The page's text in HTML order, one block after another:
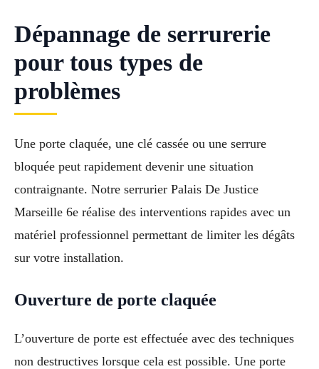
Dépannage de serrurerie
pour tous types de
problèmes
Une porte claquée, une clé cassée ou une serrure
bloquée peut rapidement devenir une situation
contraignante. Notre serrurier Palais De Justice
Marseille 6e réalise des interventions rapides avec un
matériel professionnel permettant de limiter les dégâts
sur votre installation.
Ouverture de porte claquée
L’ouverture de porte est effectuée avec des techniques
non destructives lorsque cela est possible. Une porte